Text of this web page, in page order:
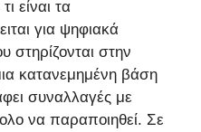
είναι τα
για ψηφιακά
στηρίζονται στην
κατανεμημένη βάση
συναλλαγές με
να παραποιηθεί. Σε